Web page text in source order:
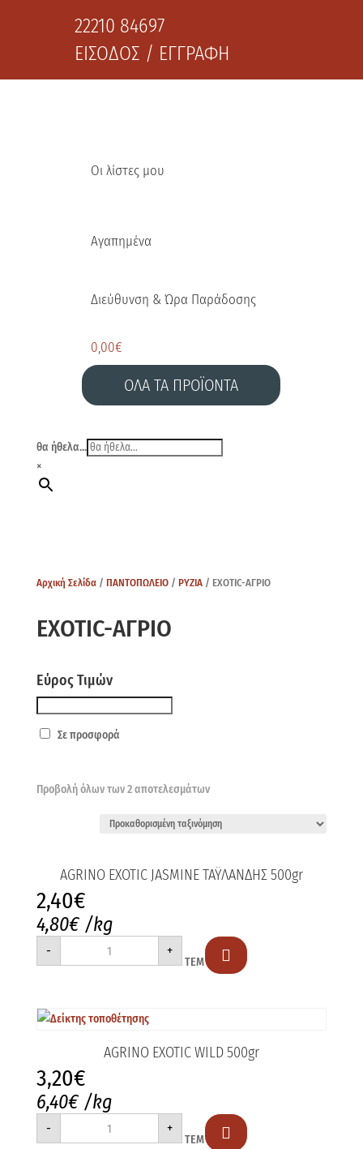
22210 84697
ΕΙΣΟΔΟΣ / ΕΓΓΡΑΦΗ
Οι λίστες μου
Αγαπημένα
Διεύθυνση & Ώρα Παράδοσης
0,00€
ΟΛΑ ΤΑ ΠΡΟΪΟΝΤΑ
θα ήθελα...
×
Αρχική Σελίδα/ ΠΑΝΤΟΠΩΛΕΙΟ/ ΡΥΖΙΑ/ EXOTIC-ΑΓΡΙΟ
EXOTIC-ΑΓΡΙΟ
Εύρος Τιμών
Σε προσφορά
Προβολή όλων των 2 αποτελεσμάτων
AGRINO EXOTIC JASMINE ΤΑΫΛΑΝΔΗΣ 500gr
2,40€
4,80€ /kg
-
AGRINO
JASMINE
+
ΤΕΜ 
AGRINO EXOTIC WILD 500gr
3,20€
6,40€ /kg
-
AGRINO
WILD
+
ΤΕΜ 